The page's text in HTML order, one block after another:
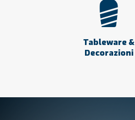
Tableware &
Decorazioni